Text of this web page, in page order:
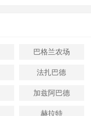
巴格兰农场
法扎巴德
加兹阿巴德
赫拉特